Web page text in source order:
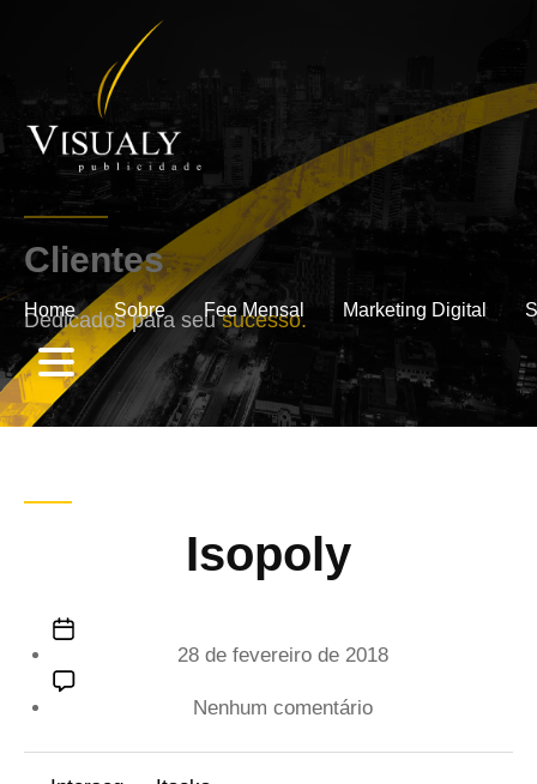
Home Sobre Fee Mensal Marketing Digital
Clientes.
Dedicados para seusucesso.
Isopoly
de
28 de fevereiro de 2018
Nenhum comentárioem